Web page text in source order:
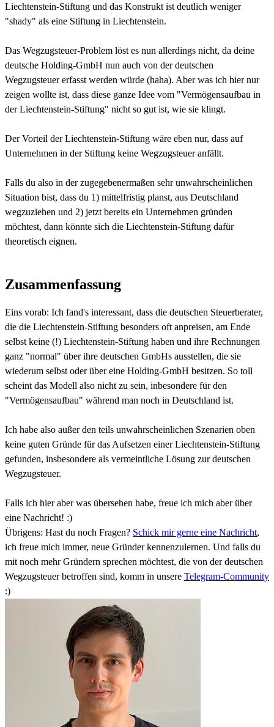
Liechtenstein-Stiftung und das Konstrukt ist deutlich weniger
"shady" als eine Stiftung in Liechtenstein.
Das Wegzugsteuer-Problem löst es nun allerdings nicht, da deine
deutsche Holding-GmbH nun auch von der deutschen
Wegzugsteuer erfasst werden würde (haha). Aber was ich hier nur
zeigen wollte ist, dass diese ganze Idee vom "Vermögensaufbau in
der Liechtenstein-Stiftung" nicht so gut ist, wie sie klingt.
Der Vorteil der Liechtenstein-Stiftung wäre eben nur, dass auf
Unternehmen in der Stiftung keine Wegzugsteuer anfällt.
Falls du also in der zugegebenermaßen sehr unwahrscheinlichen
Situation bist, dass du 1) mittelfristig planst, aus Deutschland
wegzuziehen und 2) jetzt bereits ein Unternehmen gründen
möchtest, dann könnte sich die Liechtenstein-Stiftung dafür
theoretisch eignen.
Zusammenfassung
Eins vorab: Ich fand's interessant, dass die deutschen Steuerberater,
die die Liechtenstein-Stiftung besonders oft anpreisen, am Ende
selbst keine (!) Liechtenstein-Stiftung haben und ihre Rechnungen
ganz "normal" über ihre deutschen GmbHs ausstellen, die sie
wiederum selbst oder über eine Holding-GmbH besitzen. So toll
scheint das Modell also nicht zu sein, inbesondere für den
"Vermögensaufbau" während man noch in Deutschland ist.
Ich habe also außer den teils unwahrscheinlichen Szenarien oben
keine guten Gründe für das Aufsetzen einer Liechtenstein-Stiftung
gefunden, insbesondere als vermeintliche Lösung zur deutschen
Wegzugsteuer.
Falls ich hier aber was übersehen habe, freue ich mich aber über
eine Nachricht! :)
Übrigens: Hast du noch Fragen? Schick mir gerne eine Nachricht,
ich freue mich immer, neue Gründer kennenzulernen. Und falls du
mit noch mehr Gründern sprechen möchtest, die von der deutschen
Wegzugsteuer betroffen sind, komm in unsere Telegram-Community
:)